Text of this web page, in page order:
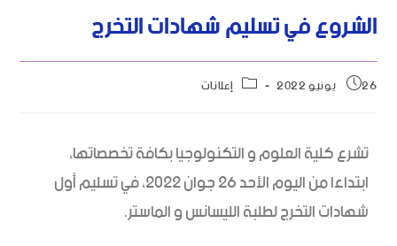
الشروع في تسليم شهادات التخرج
26 يونيو 2022 إعلانات
تشرع كلية العلوم و التكنولوجيا بكافة تخصصاتها،
ابتداءا من اليوم الأحد 26 جوان 2022، في تسليم أول
شهادات التخرج لطلبة الليسانس و الماستر.